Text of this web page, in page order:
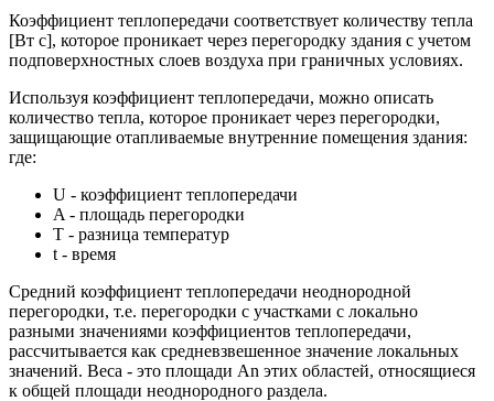
Коэффициент теплопередачи соответствует количеству тепла
[Вт с], которое проникает через перегородку здания с учетом
подповерхностных слоев воздуха при граничных условиях.
Используя коэффициент теплопередачи, можно описать
количество тепла, которое проникает через перегородки,
защищающие отапливаемые внутренние помещения здания:
где:
U - коэффициент теплопередачи
A - площадь перегородки
T - разница температур
t - время
Средний коэффициент теплопередачи неоднородной
перегородки, т.е. перегородки с участками с локально
разными значениями коэффициентов теплопередачи,
рассчитывается как средневзвешенное значение локальных
значений. Веса - это площади An этих областей, относящиеся
к общей площади неоднородного раздела.